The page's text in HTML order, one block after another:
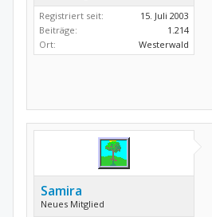
Registriert seit:
15. Juli 2003
Beiträge:
1.214
Ort:
Westerwald
Samira
Neues Mitglied